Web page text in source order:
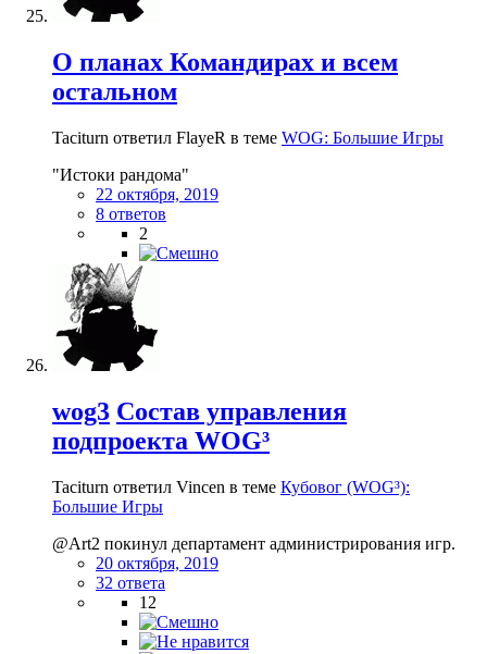
О планах Командирах и всем
остальном
Taciturn ответил FlayeR в теме WOG: Большие Игры
"Истоки рандома"
22 октября, 2019
8 ответов
2
wog3 Состав управления
подпроекта WOG³
Taciturn ответил Vincen в теме Кубовог (WOG³):
Большие Игры
@Art2 покинул департамент администрирования игр.
20 октября, 2019
32 ответа
12